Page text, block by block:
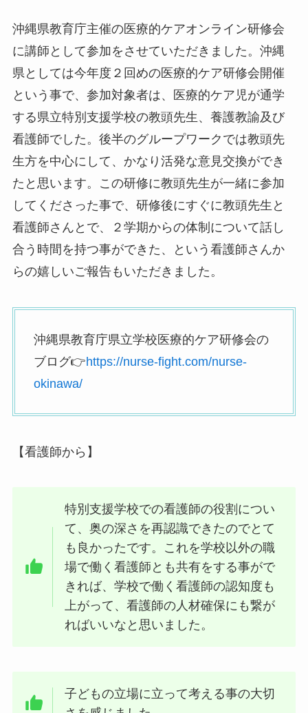
沖縄県教育庁主催の医療的ケアオンライン研修会
に講師として参加をさせていただきました。沖縄
県としては今年度２回めの医療的ケア研修会開催
という事で、参加対象者は、医療的ケア児が通学
する県立特別支援学校の教頭先生、養護教諭及び
看護師でした。後半のグループワークでは教頭先
生方を中心にして、かなり活発な意見交換ができ
たと思います。この研修に教頭先生が一緒に参加
してくださった事で、研修後にすぐに教頭先生と
看護師さんとで、２学期からの体制について話し
合う時間を持つ事ができた、という看護師さんか
らの嬉しいご報告もいただきました。
沖縄県教育庁県立学校医療的ケア研修会の
ブログ👉https://nurse-fight.com/nurse-
okinawa/
【看護師から】
特別支援学校での看護師の役割につい
て、奥の深さを再認識できたのでとて
も良かったです。これを学校以外の職
場で働く看護師とも共有をする事がで
きれば、学校で働く看護師の認知度も
上がって、看護師の人材確保にも繋が
ればいいなと思いました。
子どもの立場に立って考える事の大切